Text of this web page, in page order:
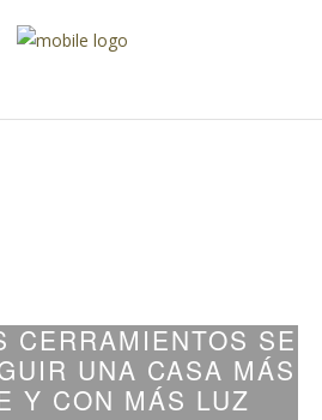
CERRAMIENTOS SE
UNA CASA MÁS
Y CON MÁS LUZ